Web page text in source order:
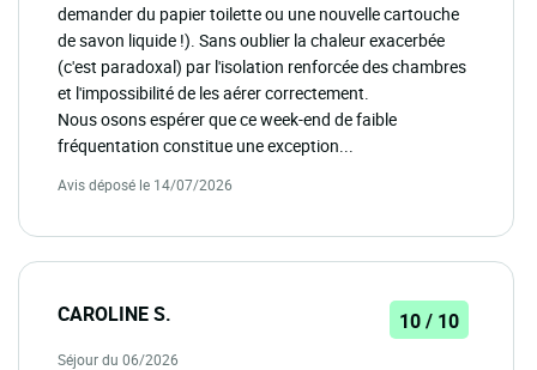
demander du papier toilette ou une nouvelle cartouche
de savon liquide !). Sans oublier la chaleur exacerbée
(c'est paradoxal) par l'isolation renforcée des chambres
et l'impossibilité de les aérer correctement.
Nous osons espérer que ce week-end de faible
fréquentation constitue une exception...
Avis déposé le 14/07/2026
CAROLINE S. 10 / 10
Séjour du 06/2026